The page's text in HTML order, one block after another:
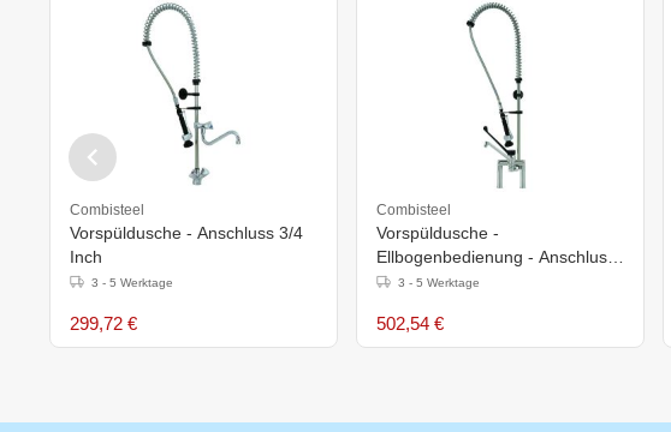
Combisteel
Vorspüldusche - Anschluss 3/4
Inch
3 - 5 Werktage
299,72 €
Combisteel
Vorspüldusche -
Ellbogenbedienung - Anschluss
3/4 Inch
3 - 5 Werktage
502,54 €